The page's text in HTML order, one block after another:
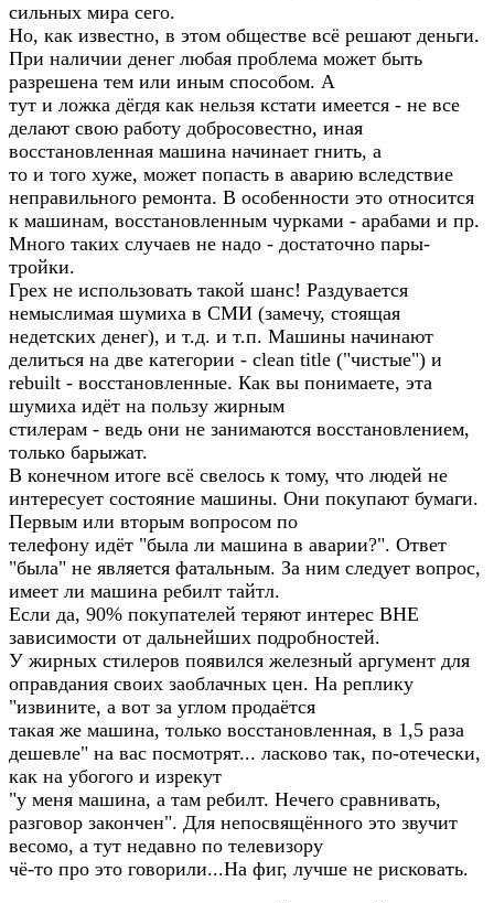
сильных мира сего.
Но, как известно, в этом обществе всё решают деньги.
При наличии денег любая проблема может быть
разрешена тем или иным способом. А
тут и ложка дёгдя как нельзя кстати имеется - не все
делают свою работу добросовестно, иная
восстановленная машина начинает гнить, а
то и того хуже, может попасть в аварию вследствие
неправильного ремонта. В особенности это относится
к машинам, восстановленным чурками - арабами и пр.
Много таких случаев не надо - достаточно пары-
тройки.
Грех не использовать такой шанс! Раздувается
немыслимая шумиха в СМИ (замечу, стоящая
недетских денег), и т.д. и т.п. Машины начинают
делиться на две категории - clean title ("чистые") и
rebuilt - восстановленные. Как вы понимаете, эта
шумиха идёт на пользу жирным
стилерам - ведь они не занимаются восстановлением,
только барыжат.
В конечном итоге всё свелось к тому, что людей не
интересует состояние машины. Они покупают бумаги.
Первым или вторым вопросом по
телефону идёт "была ли машина в аварии?". Ответ
"была" не является фатальным. За ним следует вопрос,
имеет ли машина ребилт тайтл.
Если да, 90% покупателей теряют интерес ВНЕ
зависимости от дальнейших подробностей.
У жирных стилеров появился железный аргумент для
оправдания своих заоблачных цен. На реплику
"извините, а вот за углом продаётся
такая же машина, только восстановленная, в 1,5 раза
дешевле" на вас посмотрят... ласково так, по-отечески,
как на убогого и изрекут
"у меня машина, а там ребилт. Нечего сравнивать,
разговор закончен". Для непосвящённого это звучит
весомо, а тут недавно по телевизору
чё-то про это говорили...На фиг, лучше не рисковать.